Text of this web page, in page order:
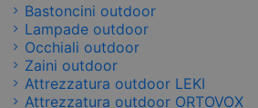
Bastoncini outdoor
Lampade outdoor
Occhiali outdoor
Zaini outdoor
Attrezzatura outdoor LEKI
Attrezzatura outdoor ORTOVOX